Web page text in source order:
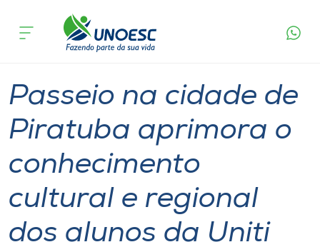
Cursos
Pesquisa
Atendimento ao Estudante
Portal de Ensino
acontece
Uniti
Passeio na cidade de
Piratuba aprimora o
conhecimento
cultural e regional
dos alunos da Uniti